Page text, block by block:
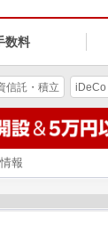
数料
信託・積立 iDeCo
報